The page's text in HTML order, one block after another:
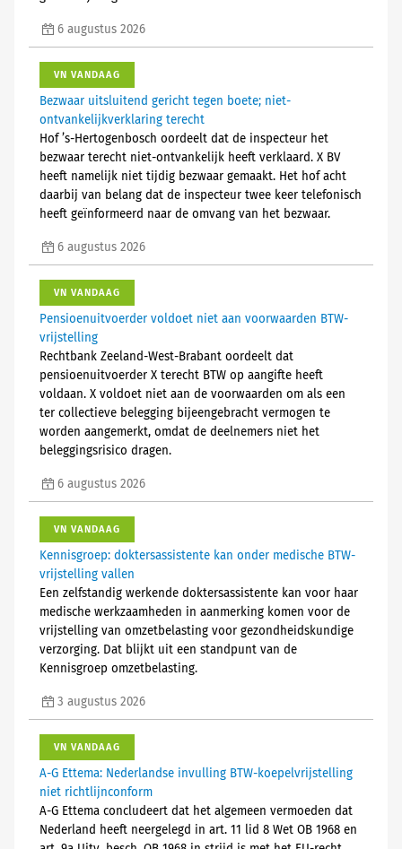
6 augustus 2026
VN VANDAAG
Bezwaar uitsluitend gericht tegen boete; niet-
ontvankelijkverklaring terecht
Hof ’s-Hertogenbosch oordeelt dat de inspecteur het
bezwaar terecht niet-ontvankelijk heeft verklaard. X BV
heeft namelijk niet tijdig bezwaar gemaakt. Het hof acht
daarbij van belang dat de inspecteur twee keer telefonisch
heeft geïnformeerd naar de omvang van het bezwaar.
6 augustus 2026
VN VANDAAG
Pensioenuitvoerder voldoet niet aan voorwaarden BTW-
vrijstelling
Rechtbank Zeeland-West-Brabant oordeelt dat
pensioenuitvoerder X terecht BTW op aangifte heeft
voldaan. X voldoet niet aan de voorwaarden om als een
ter collectieve belegging bijeengebracht vermogen te
worden aangemerkt, omdat de deelnemers niet het
beleggingsrisico dragen.
6 augustus 2026
VN VANDAAG
Kennisgroep: doktersassistente kan onder medische BTW-
vrijstelling vallen
Een zelfstandig werkende doktersassistente kan voor haar
medische werkzaamheden in aanmerking komen voor de
vrijstelling van omzetbelasting voor gezondheidskundige
verzorging. Dat blijkt uit een standpunt van de
Kennisgroep omzetbelasting.
3 augustus 2026
VN VANDAAG
A-G Ettema: Nederlandse invulling BTW-koepelvrijstelling
niet richtlijnconform
A-G Ettema concludeert dat het algemeen vermoeden dat
Nederland heeft neergelegd in art. 11 lid 8 Wet OB 1968 en